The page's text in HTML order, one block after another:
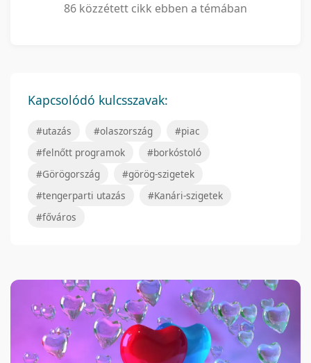
86 közzétett cikk ebben a témában
Kapcsolódó kulcsszavak:
#utazás #olaszország
#piac
#felnőtt programok
#borkóstoló
#Görögország
#görög-szigetek
#tengerparti utazás
#Kanári-szigetek
#főváros